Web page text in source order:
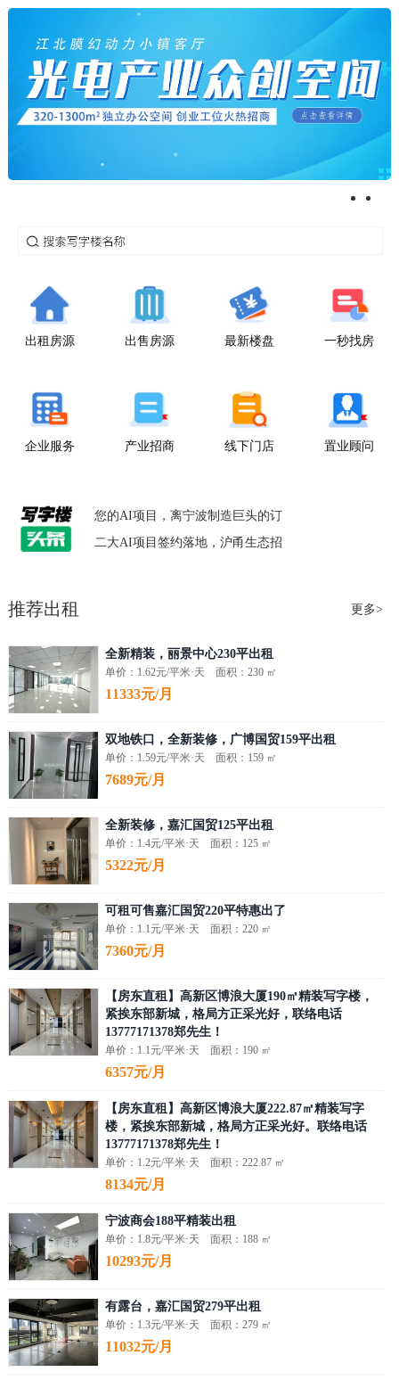
出租房源 出售房源 最新楼盘 一秒找房
企业服务 产业招商 线下门店 置业顾问
更多>
推荐出租
全新精装，丽景中心230平出租
单价：1.62元/平米·天 面积：230 ㎡
11333元/月
双地铁口，全新装修，广博国贸159平出租
单价：1.59元/平米·天 面积：159 ㎡
7689元/月
全新装修，嘉汇国贸125平出租
单价：1.4元/平米·天 面积：125 ㎡
5322元/月
可租可售嘉汇国贸220平特惠出了
单价：1.1元/平米·天 面积：220 ㎡
7360元/月
【房东直租】高新区博浪大厦190㎡精装写字楼，
紧挨东部新城，格局方正采光好，联络电话
13777171378郑先生！
单价：1.1元/平米·天 面积：190 ㎡
6357元/月
【房东直租】高新区博浪大厦222.87㎡精装写字
楼，紧挨东部新城，格局方正采光好。联络电话
13777171378郑先生！
单价：1.2元/平米·天 面积：222.87 ㎡
8134元/月
宁波商会188平精装出租
单价：1.8元/平米·天 面积：188 ㎡
10293元/月
有露台，嘉汇国贸279平出租
单价：1.3元/平米·天 面积：279 ㎡
11032元/月